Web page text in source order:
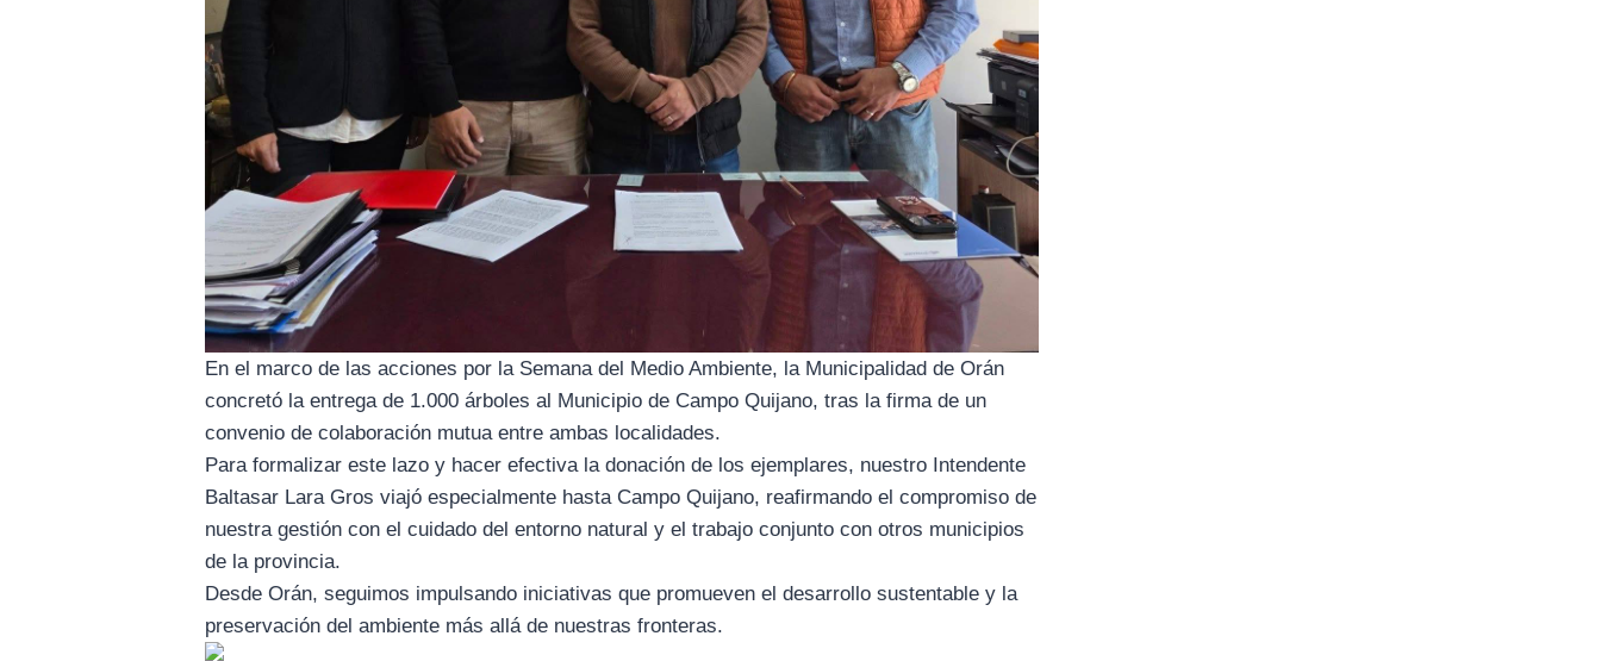
En el marco de las acciones por la Semana del Medio Ambiente, la Municipalidad de Orán
concretó la entrega de 1.000 árboles al Municipio de Campo Quijano, tras la firma de un
convenio de colaboración mutua entre ambas localidades.
​Para formalizar este lazo y hacer efectiva la donación de los ejemplares, nuestro Intendente
Baltasar Lara Gros viajó especialmente hasta Campo Quijano, reafirmando el compromiso de
nuestra gestión con el cuidado del entorno natural y el trabajo conjunto con otros municipios
de la provincia.
​Desde Orán, seguimos impulsando iniciativas que promueven el desarrollo sustentable y la
preservación del ambiente más allá de nuestras fronteras.